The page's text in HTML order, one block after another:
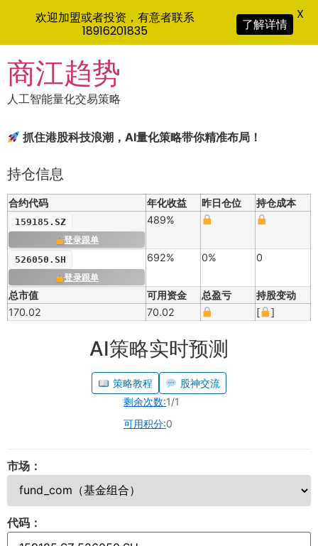
to
content
商江趋势
人工智能量化交易策略
抓住港股科技浪潮，AI量化策略带你精准布局！
持仓信息
合约代码 年化收益 昨日仓位 持仓成本
159185.SZ
登录跟单
489%
526050.SH
登录跟单
692% 0% 0
总市值 可用资金 总盈亏
持股变动
170.02
70.02 [ ]
AI策略实时预测
策略教程
股神交流
剩余次数:1/1
可用积分:0
市场：
代码：
欢迎加盟或者投资，有意者联系
18916201835
了解详情
X